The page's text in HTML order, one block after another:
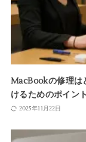
MacBookの修理は
けるためのポイント
2025年11月22日